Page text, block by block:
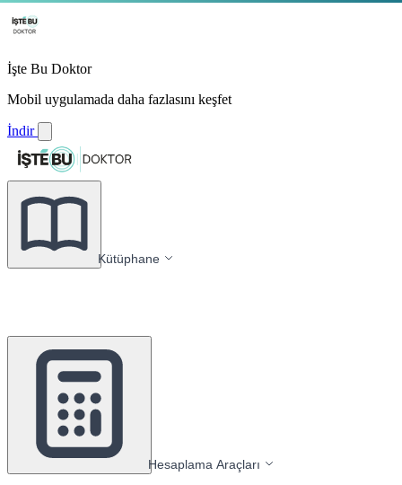
İşte Bu Doktor
Mobil uygulamada daha fazlasını keşfet
İndir
Kütüphane
Hesaplama Araçları